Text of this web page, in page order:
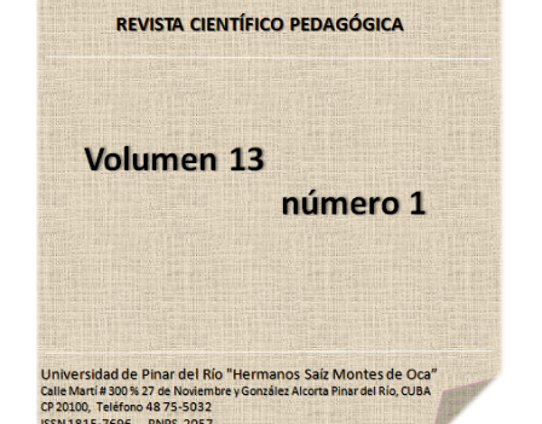
artículo